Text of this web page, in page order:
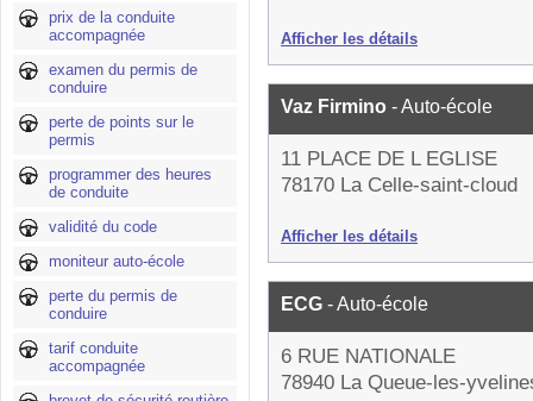
prix de la conduite
accompagnée
examen du permis de
conduire
perte de points sur le
permis
programmer des heures
de conduite
validité du code
moniteur auto-école
perte du permis de
conduire
tarif conduite
accompagnée
Afficher les détails
Vaz Firmino - Auto-école
11 PLACE DE L EGLISE
78170 La Celle-saint-cloud
Afficher les détails
ECG - Auto-école
6 RUE NATIONALE
78940 La Queue-les-